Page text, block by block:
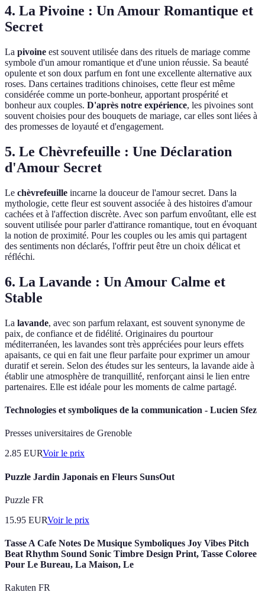
4. La Pivoine : Un Amour Romantique et
Secret
La pivoine est souvent utilisée dans des rituels de mariage comme
symbole d'un amour romantique et d'une union réussie. Sa beauté
opulente et son doux parfum en font une excellente alternative aux
roses. Dans certaines traditions chinoises, cette fleur est même
considérée comme un porte-bonheur, apportant prospérité et
bonheur aux couples. D'après notre expérience, les pivoines sont
souvent choisies pour des bouquets de mariage, car elles sont liées à
des promesses de loyauté et d'engagement.
5. Le Chèvrefeuille : Une Déclaration
d'Amour Secret
Le chèvrefeuille incarne la douceur de l'amour secret. Dans la
mythologie, cette fleur est souvent associée à des histoires d'amour
cachées et à l'affection discrète. Avec son parfum envoûtant, elle est
souvent utilisée pour parler d'attirance romantique, tout en évoquant
la notion de proximité. Pour les couples ou les amis qui partagent
des sentiments non déclarés, l'offrir peut être un choix délicat et
réfléchi.
6. La Lavande : Un Amour Calme et
Stable
La lavande, avec son parfum relaxant, est souvent synonyme de
paix, de confiance et de fidélité. Originaires du pourtour
méditerranéen, les lavandes sont très appréciées pour leurs effets
apaisants, ce qui en fait une fleur parfaite pour exprimer un amour
duratif et serein. Selon des études sur les senteurs, la lavande aide à
établir une atmosphère de tranquillité, renforçant ainsi le lien entre
partenaires. Elle est idéale pour les moments de calme partagé.
Technologies et symboliques de la communication - Lucien Sfez
Presses universitaires de Grenoble
2.85 EURVoir le prix
Puzzle Jardin Japonais en Fleurs SunsOut
Puzzle FR
15.95 EURVoir le prix
Tasse A Cafe Notes De Musique Symboliques Joy Vibes Pitch
Beat Rhythm Sound Sonic Timbre Design Print, Tasse Coloree
Pour Le Bureau, La Maison, Le
Rakuten FR